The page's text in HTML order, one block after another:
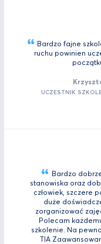
Bardzo fajne
ruchu powinien
UCZESTNIK
Bardzo
stanowiska oraz
człowiek, szczere
duże
zorganizować
Polecam
szkolenie. Na
TIA